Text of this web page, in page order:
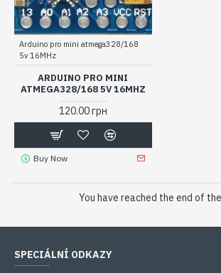
Arduino pro mini atmega328/168
5v 16MHz
ARDUINO PRO MINI
ATMEGA328/168 5V 16MHZ
120.00 грн
Buy Now
You have reached the end of
SPECIÁLNÍ ODKAZY